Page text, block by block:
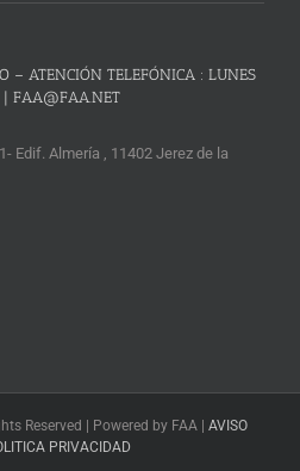
– ATENCIÓN TELEFÓNICA : LUNES
FAA@FAA.NET
Edif. Almería , 11402 Jerez de la
Reserved | Powered by FAA | AVISO
PRIVACIDAD